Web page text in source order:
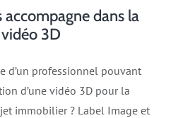
accompagne dans la
3D
d’un professionnel pouvant
d’une vidéo 3D pour la
immobilier ? Label Image et